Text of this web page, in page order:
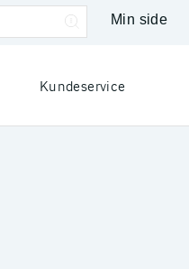
Min side
Kundeservice